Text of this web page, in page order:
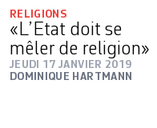
RELIGIONS
«L’Etat doit se
mêler de religion»
JEUDI 17 JANVIER 2019
DOMINIQUE HARTMANN